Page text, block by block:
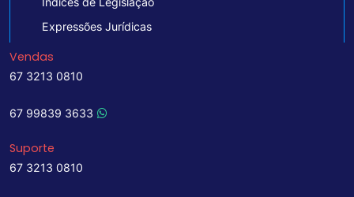
Expressões Jurídicas
Vendas
67 3213 0810
67 99839 3633
Suporte
67 3213 0810